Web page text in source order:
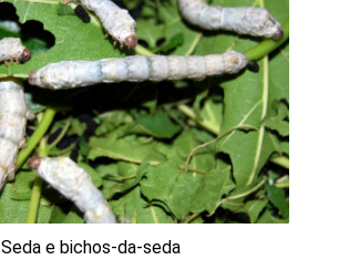
Seda e bichos-da-seda